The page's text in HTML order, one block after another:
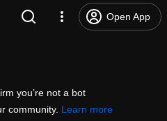
Open App
you’re not a bot
community. Learn more